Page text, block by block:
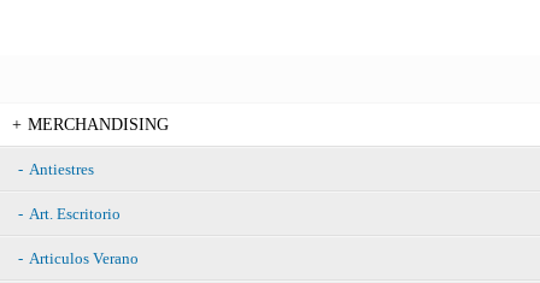
MERCHANDISING
Antiestres
Art. Escritorio
Articulos Verano